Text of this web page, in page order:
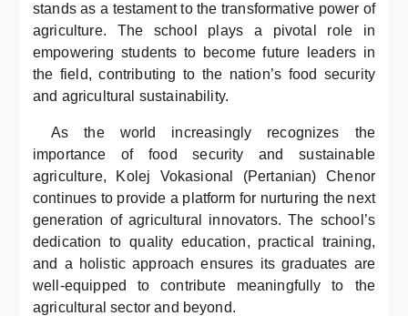
stands as a testament to the transformative power of
agriculture. The school plays a pivotal role in
empowering students to become future leaders in
the field, contributing to the nation’s food security
and agricultural sustainability.
As the world increasingly recognizes the
importance of food security and sustainable
agriculture, Kolej Vokasional (Pertanian) Chenor
continues to provide a platform for nurturing the next
generation of agricultural innovators. The school’s
dedication to quality education, practical training,
and a holistic approach ensures its graduates are
well-equipped to contribute meaningfully to the
agricultural sector and beyond.